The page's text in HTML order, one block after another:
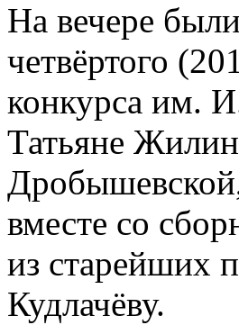
На вечере
четвёртого
конкурса им.
Татьяне
вместе со
из старейших
Кудлачёву.